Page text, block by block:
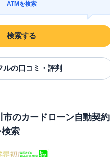
ATMを検索
検索する
ルの口コミ・評判
市のカードローン自動契約
検索